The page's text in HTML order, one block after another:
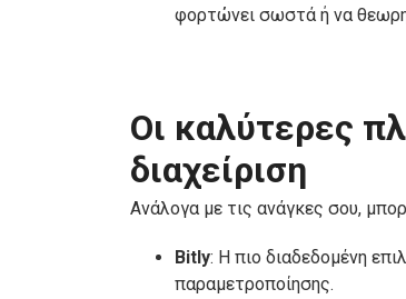
φορτώνει σωστά ή να
Οι καλύτερες
διαχείριση
Ανάλογα με τις ανάγκες σου,
Bitly: Η πιο διαδεδομένη
παραμετροποίησης.